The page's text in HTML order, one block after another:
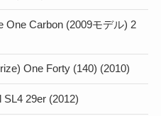
One Carbon (2009モデル) 2
One Forty (140) (2010)
SL4 29er (2012)